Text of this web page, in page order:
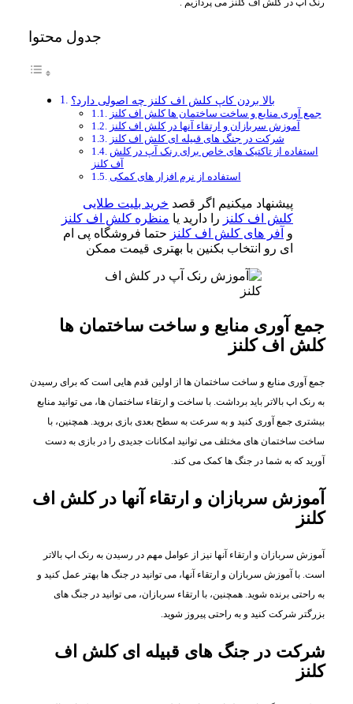
رنک اپ در کلش اف کلنز می پردازیم .
جدول محتوا
بالا بردن کاپ کلش اف کلنز چه اصولی دارد؟
جمع آوری منابع و ساخت ساختمان ها کلش اف کلنز
آموزش سربازان و ارتقاء آنها در کلش اف کلنز
شرکت در جنگ های قبیله ای کلش اف کلنز
استفاده از تاکتیک های خاص برای رنک آپ در کلش
آف کلنز
استفاده از نرم افزار های کمکی
پیشنهاد میکنیم اگر قصد خرید بلیت طلایی
کلش اف کلنز را دارید یا منظره کلش اف کلنز
و آفر های کلش اف کلنز حتما فروشگاه پی ام
ای رو انتخاب بکنین با بهتری قیمت ممکن
جمع آوری منابع و ساخت ساختمان ها
کلش اف کلنز
جمع آوری منابع و ساخت ساختمان ها از اولین قدم هایی است که برای رسیدن
به رنک اپ بالاتر باید برداشت. با ساخت و ارتقاء ساختمان ها، می توانید منابع
بیشتری جمع آوری کنید و به سرعت به سطح بعدی بازی بروید. همچنین، با
ساخت ساختمان های مختلف می توانید امکانات جدیدی را در بازی به دست
آورید که به شما در جنگ ها کمک می کند.
آموزش سربازان و ارتقاء آنها در کلش اف
کلنز
آموزش سربازان و ارتقاء آنها نیز از عوامل مهم در رسیدن به رنک اپ بالاتر
است. با آموزش سربازان و ارتقاء آنها، می توانید در جنگ ها بهتر عمل کنید و
به راحتی برنده شوید. همچنین، با ارتقاء سربازان، می توانید در جنگ های
بزرگتر شرکت کنید و به راحتی پیروز شوید.
شرکت در جنگ های قبیله ای کلش اف
کلنز